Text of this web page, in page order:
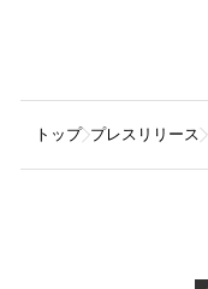
トップ プレスリリース